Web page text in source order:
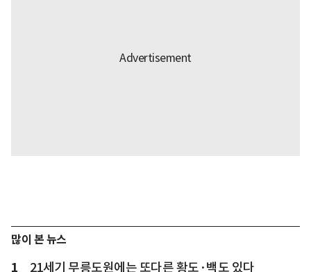
많이 본 뉴스
1 21세기 무릉도원에는 또다른 황도·백도 있다